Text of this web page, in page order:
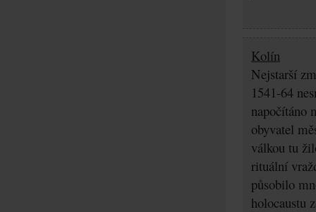
Kolín
Nejstarší
1541-64
napočítáno
obyvatel
válkou tu
rituální
působilo
holocaustu